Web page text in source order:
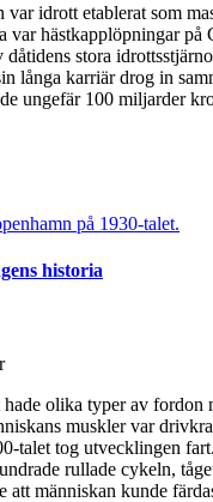
var idrott etablerat som
var hästkapplöpningar på
dåtidens stora
långa karriär drog in
ungefär 100 miljarder
historia
hade olika typer av fordon
muskler var
talet tog utvecklingen
rullade cykeln,
att människan kunde